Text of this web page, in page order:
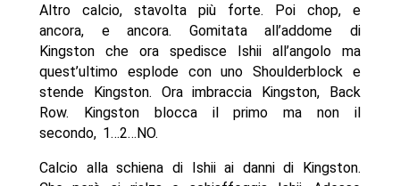
Altro calcio, stavolta più forte. Poi chop, e
ancora, e ancora. Gomitata all’addome di
Kingston che ora spedisce Ishii all’angolo ma
quest’ultimo esplode con uno Shoulderblock e
stende Kingston. Ora imbraccia Kingston, Back
Row. Kingston blocca il primo ma non il
secondo, 1…2…NO.
Calcio alla schiena di Ishii ai danni di Kingston.